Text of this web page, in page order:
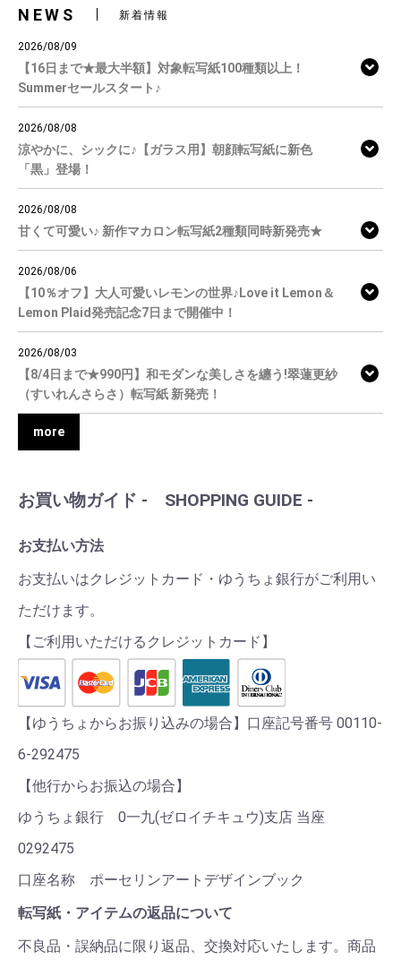
NEWS 新着情報
2026/08/09
【16日まで★最大半額】対象転写紙100種類以上！
Summerセールスタート♪
2026/08/08
涼やかに、シックに♪【ガラス用】朝顔転写紙に新色
「黒」登場！
2026/08/08
甘くて可愛い♪ 新作マカロン転写紙2種類同時新発売★
2026/08/06
【10％オフ】大人可愛いレモンの世界♪Love it Lemon＆
Lemon Plaid発売記念7日まで開催中！
2026/08/03
【8/4日まで★990円】和モダンな美しさを纏う!翠蓮更紗
（すいれんさらさ）転写紙 新発売！
more
お買い物ガイド - SHOPPING GUIDE -
お支払い方法
お支払いはクレジットカード・ゆうちょ銀行がご利用い
ただけます。
【ご利用いただけるクレジットカード】
【ゆうちょからお振り込みの場合】口座記号番号 00110-
6-292475
【他行からお振込の場合】
ゆうちょ銀行 0一九(ゼロイチキュウ)支店 当座
0292475
口座名称 ポーセリンアートデザインブック
転写紙・アイテムの返品について
不良品・誤納品に限り返品、交換対応いたします。商品